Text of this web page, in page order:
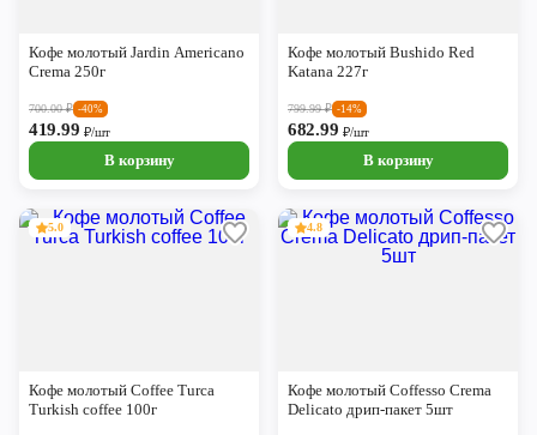
Ярославль
Кофе молотый Jardin Americano
Crema 250г
700.00₽ -40%
419.99 ₽/шт
В корзину
Кофе молотый Bushido Red
Katana 227г
799.99₽ -14%
682.99 ₽/шт
В корзину
5.0
Кофе молотый Coffee Turca
Turkish coffee 100г
4.8
Кофе молотый Coffesso Crema
Delicato дрип-пакет 5шт